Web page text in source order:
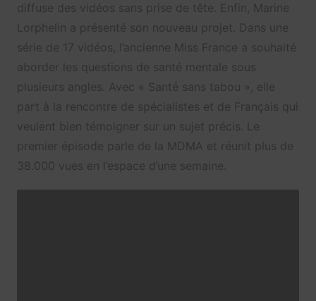
diffuse des vidéos sans prise de tête. Enfin, Marine
Lorphelin a présenté son nouveau projet. Dans une
série de 17 vidéos, l’ancienne Miss France a souhaité
aborder les questions de santé mentale sous
plusieurs angles. Avec « Santé sans tabou », elle
part à la rencontre de spécialistes et de Français qui
veulent bien témoigner sur un sujet précis. Le
premier épisode parle de la MDMA et réunit plus de
38.000 vues en l’espace d’une semaine.